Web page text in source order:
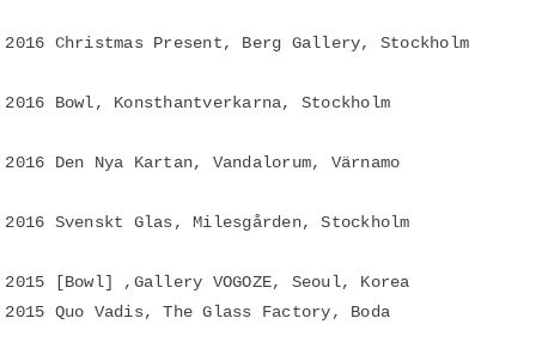
2016 Christmas Present, Berg Gallery, Stockholm
2016 Bowl, Konsthantverkarna, Stockholm
2016 Den Nya Kartan, Vandalorum, Värnamo
2016 Svenskt Glas, Milesgården, Stockholm
2015 [Bowl] ,Gallery VOGOZE, Seoul, Korea
2015 Quo Vadis, The Glass Factory, Boda